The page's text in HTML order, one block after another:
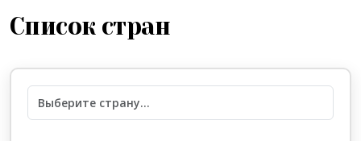
Даты отправления
Список стран